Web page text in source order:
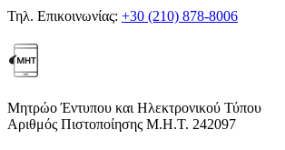
Τηλ. Επικοινωνίας: +30 (210) 878-8006
Μητρώο Έντυπου και Ηλεκτρονικού Τύπου
Αριθμός Πιστοποίησης Μ.Η.Τ. 242097